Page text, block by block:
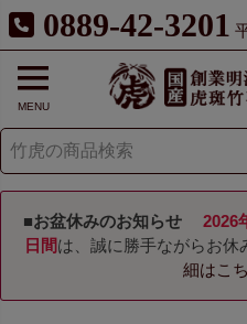
0889-42-3201
MENU
■お盆休みのお知らせ
2026
日間は、誠に勝手ながらお休
細はこ